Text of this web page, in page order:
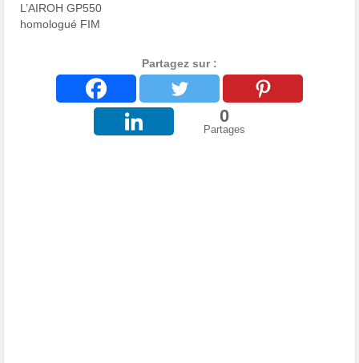
L’AIROH GP550
homologué FIM
Partagez sur :
0
Partages